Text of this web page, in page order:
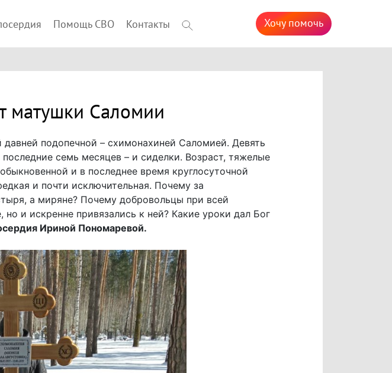
Помощь СВО Контакты Хочу помочь
матушки Саломии
подопечной – схимонахиней Саломией. Девять
семь месяцев – и сиделки. Возраст, тяжелые
и в последнее время круглосуточной
и почти исключительная. Почему за
а миряне? Почему добровольцы при всей
и искренне привязались к ней? Какие уроки дал Бог
Ириной Пономаревой.